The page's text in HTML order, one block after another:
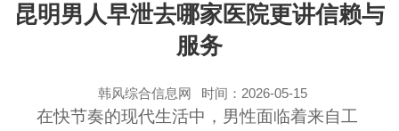
昆明男人早泄去哪家医院更讲信赖与
服务
韩风综合信息网 时间：2026-05-15
在快节奏的现代生活中，男性面临着来自工